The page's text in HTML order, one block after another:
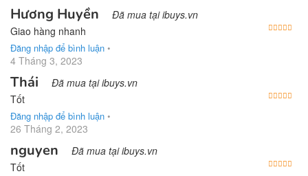
Hương Huyền Đã mua tại ibuys.vn
Giao hàng nhanh
Đăng nhập để bình luận •
4 Tháng 3, 2023
Thái Đã mua tại ibuys.vn
Tốt
Đăng nhập để bình luận •
26 Tháng 2, 2023
nguyen Đã mua tại ibuys.vn
Tốt